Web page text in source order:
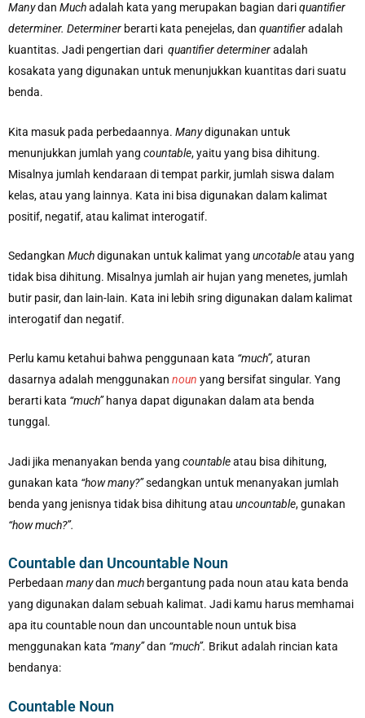
Manydan Muchadalah kata yang merupakan bagian dariquantifier
determiner. Determiner berarti kata penejelas, dan quantifieradalah
kuantitas. Jadi pengertian dari quantifier determineradalah
kosakata yang digunakan untuk menunjukkan kuantitas dari suatu
benda.
Kita masuk pada perbedaannya. Manydigunakan untuk
menunjukkan jumlah yang countable, yaitu yang bisa dihitung.
Misalnya jumlah kendaraan di tempat parkir, jumlah siswa dalam
kelas, atau yang lainnya. Kata ini bisa digunakan dalam kalimat
positif, negatif, atau kalimat interogatif.
Sedangkan Muchdigunakan untuk kalimat yang uncotableatau yang
tidak bisa dihitung. Misalnya jumlah air hujan yang menetes, jumlah
butir pasir, dan lain-lain. Kata ini lebih sring digunakan dalam kalimat
interogatif dan negatif.
Perlu kamu ketahui bahwa penggunaan kata “much”, aturan
dasarnya adalah menggunakan noun yang bersifat singular. Yang
berarti kata “much” hanya dapat digunakan dalam ata benda
tunggal.
Jadi jika menanyakan benda yang countableatau bisa dihitung,
gunakan kata “how many?”sedangkan untuk menanyakan jumlah
benda yang jenisnya tidak bisa dihitung atau uncountable, gunakan
“how much?”.
Countable dan Uncountable Noun
Perbedaan manydan much bergantung pada noun atau kata benda
yang digunakan dalam sebuah kalimat. Jadi kamu harus memhamai
apa itu countable noun dan uncountable noun untuk bisa
menggunakan kata “many”dan “much”. Brikut adalah rincian kata
bendanya:
Countable Noun